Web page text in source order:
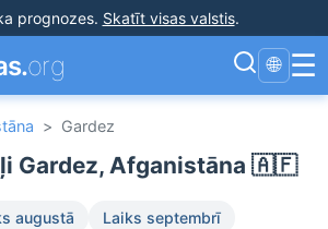
prognozes. Skatīt visas valstis.
org 🌐 ☰
> Gardez
Gardez, Afganistāna 🇦🇫
augustā
Laiks septembrī